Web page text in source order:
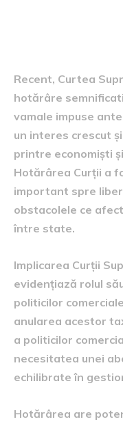
Recent, Curtea
hotărâre
vamale impuse
un interes crescut
printre economiști
Hotărârea Curții a
important spre
obstacolele ce
între state.
Implicarea Curții
evidențiază rolul
politicilor
anularea acestor
a politicilor
necesitatea unei
echilibrate în
Hotărârea are